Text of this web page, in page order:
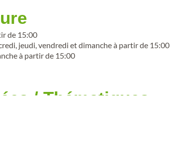
de 15:00
jeudi, vendredi et dimanche à partir de 15:00
à partir de 15:00
/ Thématiques